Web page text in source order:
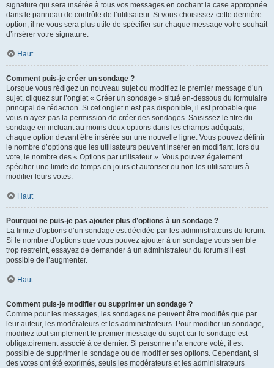
signature qui sera insérée à tous vos messages en cochant la case appropriée
dans le panneau de contrôle de l’utilisateur. Si vous choisissez cette dernière
option, il ne vous sera plus utile de spécifier sur chaque message votre souhait
d’insérer votre signature.
Haut
Comment puis-je créer un sondage ?
Lorsque vous rédigez un nouveau sujet ou modifiez le premier message d’un
sujet, cliquez sur l’onglet « Créer un sondage » situé en-dessous du formulaire
principal de rédaction. Si cet onglet n’est pas disponible, il est probable que
vous n’ayez pas la permission de créer des sondages. Saisissez le titre du
sondage en incluant au moins deux options dans les champs adéquats,
chaque option devant être insérée sur une nouvelle ligne. Vous pouvez définir
le nombre d’options que les utilisateurs peuvent insérer en modifiant, lors du
vote, le nombre des « Options par utilisateur ». Vous pouvez également
spécifier une limite de temps en jours et autoriser ou non les utilisateurs à
modifier leurs votes.
Haut
Pourquoi ne puis-je pas ajouter plus d’options à un sondage ?
La limite d’options d’un sondage est décidée par les administrateurs du forum.
Si le nombre d’options que vous pouvez ajouter à un sondage vous semble
trop restreint, essayez de demander à un administrateur du forum s’il est
possible de l’augmenter.
Haut
Comment puis-je modifier ou supprimer un sondage ?
Comme pour les messages, les sondages ne peuvent être modifiés que par
leur auteur, les modérateurs et les administrateurs. Pour modifier un sondage,
modifiez tout simplement le premier message du sujet car le sondage est
obligatoirement associé à ce dernier. Si personne n’a encore voté, il est
possible de supprimer le sondage ou de modifier ses options. Cependant, si
des votes ont été exprimés, seuls les modérateurs et les administrateurs